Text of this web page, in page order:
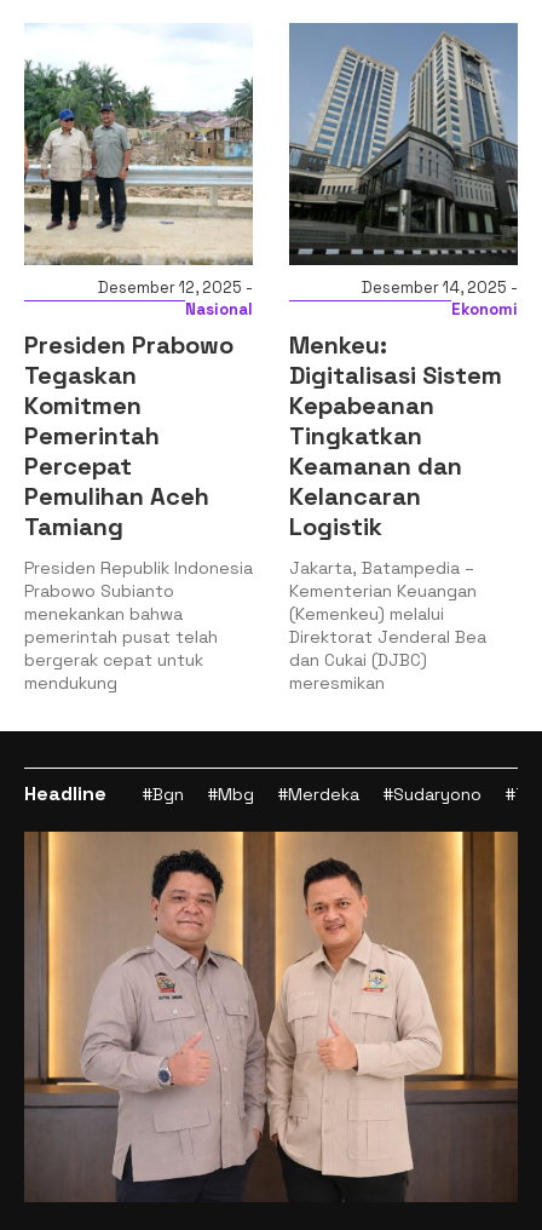
Indonesia
telah
Desember 14, 2025 -
Menkeu:
Digitalisasi Sistem
Kepabeanan
Tingkatkan
Keamanan dan
Kelancaran
Jakarta, Batampedia –
Kementerian Keuangan
(Kemenkeu) melalui
Direktorat Jenderal Bea
dan Cukai (DJBC)
Desember
Setujui
PMN pada
2025
Jakarta, 8/12/
Kemenkeu –
Headline #Bgn #Mbg #Merdeka #Sudaryono